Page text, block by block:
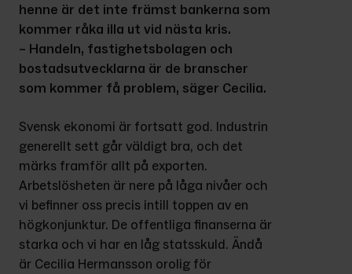
henne är det inte främst bankerna som
kommer råka illa ut vid nästa kris.
– Handeln, fastighetsbolagen och
bostadsutvecklarna är de branscher
som kommer få problem, säger Cecilia.
Svensk ekonomi är fortsatt god. Industrin
generellt sett går väldigt bra, och det
märks framför allt på exporten.
Arbetslösheten är nere på låga nivåer och
vi befinner oss precis intill toppen av en
högkonjunktur. De offentliga finanserna är
starka och vi har en låg statsskuld. Ändå
är Cecilia Hermansson orolig för